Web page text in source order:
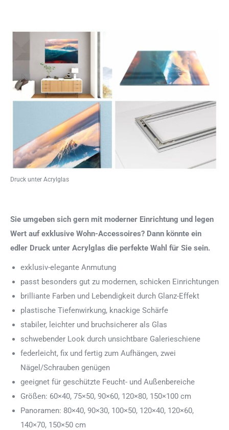
Druck unter Acrylglas
Sie umgeben sich gern mit moderner Einrichtung und legen
Wert auf exklusive Wohn-Accessoires? Dann könnte ein
edler Druck unter Acrylglas die perfekte Wahl für Sie sein.
exklusiv-elegante Anmutung
passt besonders gut zu modernen, schicken Einrichtungen
brilliante Farben und Lebendigkeit durch Glanz-Effekt
plastische Tiefenwirkung, knackige Schärfe
stabiler, leichter und bruchsicherer als Glas
schwebender Look durch unsichtbare Galerieschiene
federleicht, fix und fertig zum Aufhängen, zwei
Nägel/Schrauben genügen
geeignet für geschützte Feucht- und Außenbereiche
Größen: 60×40, 75×50, 90×60, 120×80, 150×100 cm
Panoramen: 80×40, 90×30, 100×50, 120×40, 120×60,
140×70, 150×50 cm